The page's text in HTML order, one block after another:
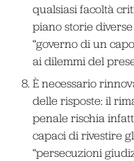
qualsiasi facoltà
piano storie
“governo di un
ai dilemmi del
È necessario
delle risposte: il
penale rischia
capaci di rivestire
“persecuzioni